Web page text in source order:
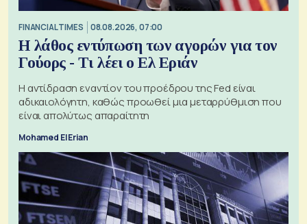
FINANCIAL TIMES 08.08.2026, 07:00
Η λάθος εντύπωση των αγορών για τον
Γούορς - Τι λέει ο Ελ Εριάν
Η αντίδραση εναντίον του προέδρου της Fed είναι
αδικαιολόγητη, καθώς προωθεί μια μεταρρύθμιση που
είναι απολύτως απαραίτητη
Mohamed El Erian